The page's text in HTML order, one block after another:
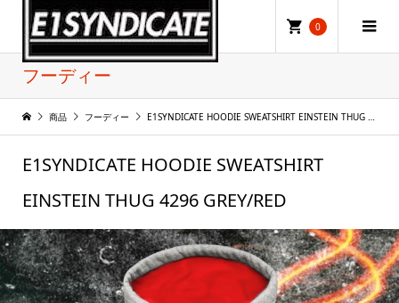
0
フーディー
商品 フーディー E1SYNDICATE HOODIE SWEATSHIRT EINSTEIN THUG 4296 GREY/RED
E1SYNDICATE HOODIE SWEATSHIRT
EINSTEIN THUG 4296 GREY/RED